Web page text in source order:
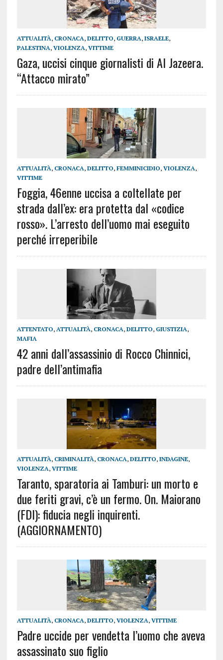
ATTUALITÀ, CRONACA, DELITTO, GUERRA, ISRAELE,
PALESTINA, VIOLENZA, VITTIME
Gaza, uccisi cinque giornalisti di Al Jazeera.
“Attacco mirato”
ATTUALITÀ, CRONACA, DELITTO, FEMMINICIDIO, VIOLENZA,
VITTIME
Foggia, 46enne uccisa a coltellate per
strada dall’ex: era protetta dal «codice
rosso». L’arresto dell’uomo mai eseguito
perché irreperibile
ATTENTATO, ATTUALITÀ, CRONACA, DELITTO, GIUSTIZIA,
MAFIA
42 anni dall’assassinio di Rocco Chinnici,
padre dell’antimafia
ATTUALITÀ, CRIMINALITÀ, CRONACA, DELITTO, INDAGINE,
VIOLENZA, VITTIME
Taranto, sparatoria ai Tamburi: un morto e
due feriti gravi, c’è un fermo. On. Maiorano
(FDI): fiducia negli inquirenti.
(AGGIORNAMENTO)
ATTUALITÀ, CRONACA, DELITTO, VIOLENZA, VITTIME
Padre uccide per vendetta l’uomo che aveva
assassinato suo figlio